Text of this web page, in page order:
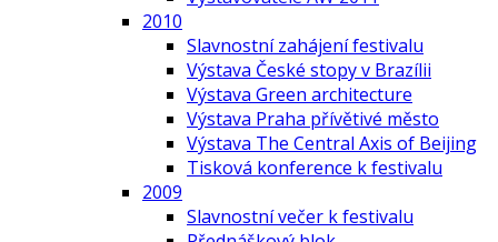
2010
Slavnostní zahájení festivalu
Výstava České stopy v Brazílii
Výstava Green architecture
Výstava Praha přívětivé město
Výstava The Central Axis of Beijing
Tisková konference k festivalu
2009
Slavnostní večer k festivalu